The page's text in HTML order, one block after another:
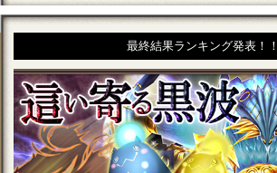
最終結果ランキング発表！！